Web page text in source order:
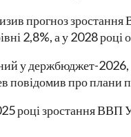
прогноз
2,8%, а у 2028 році
у держбюджет-2026,
повідомив про плани
році зростання ВВП